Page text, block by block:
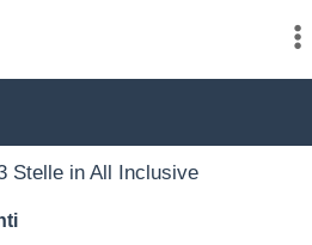
Stelle in All Inclusive